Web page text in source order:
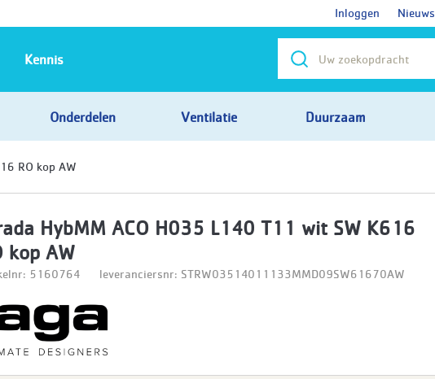
Inloggen Nieuws
Onderdelen Ventilatie Duurzaam
Kennis
RO kop AW
HybMM ACO H035 L140 T11 wit SW K616
kop AW
5160764 leveranciersnr: STRW03514011133MMD09SW61670AW